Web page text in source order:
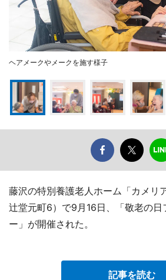
ヘアメークやメークを施す様子
藤沢の特別養護老人ホーム「カメリ
辻堂元町6）で9月16日、「敬老の日
ー」が開催された。
記事を読む